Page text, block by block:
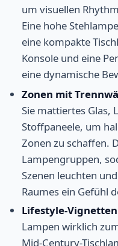
um visuellen
Eine hohe
eine kompakte
Konsole und eine
eine dynamische
Zonen mit
Sie mattiertes Glas,
Stoffpaneele, um
Zonen zu schaffen.
Lampengruppen,
Szenen leuchten
Raumes ein Gefühl
Lifestyle-
Lampen wirklich
Mid-Century-